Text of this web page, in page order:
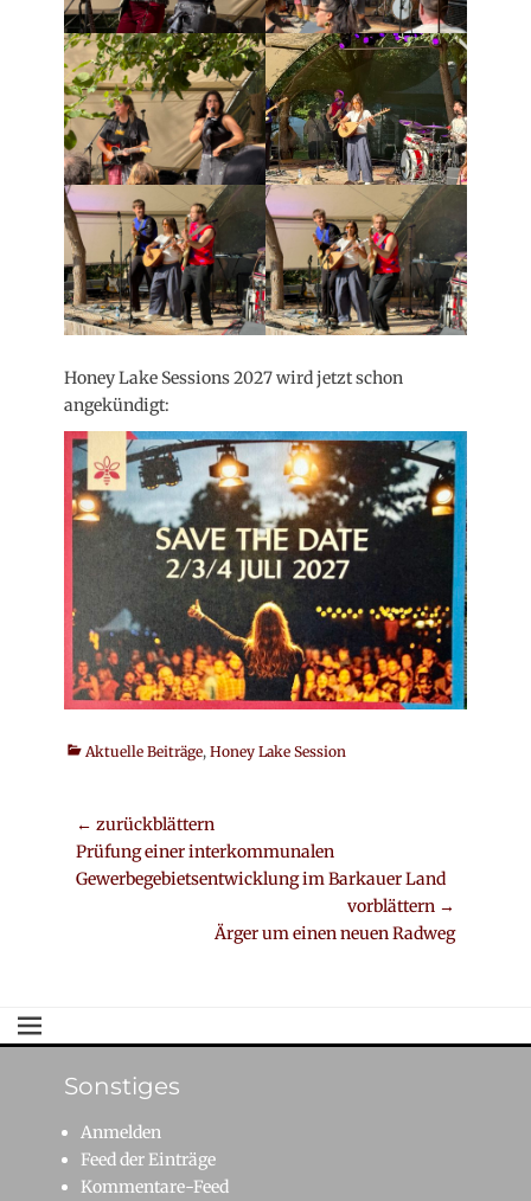
Honey Lake Sessions 2027 wird jetzt schon
angekündigt:
Kategorien
Aktuelle Beiträge, Honey Lake Session
Beitrags-
Navigation
← zurückblättern
Vorheriger
Beitrag:
Prüfung einer interkommunalen
Gewerbegebietsentwicklung im Barkauer Land
vorblättern →
Ärger um einen neuen Radweg
Sonstiges
Anmelden
Feed der Einträge
Kommentare-Feed